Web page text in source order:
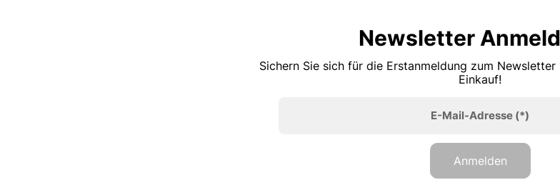
Newsletter
Sichern Sie sich für die Erstanmeldung zum
Einkauf!
E-Mail-Adresse(*)
Anmelden